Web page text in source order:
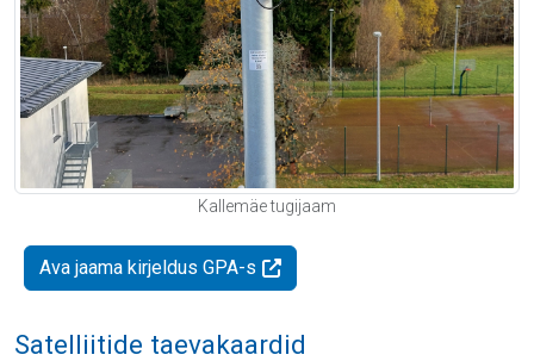
Kallemäe tugijaam
Ava jaama kirjeldus GPA-s
Satelliitide taevakaardid